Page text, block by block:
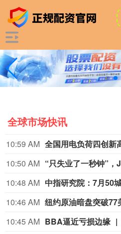
全球市场快讯
10:59 AM
10:50 AM
10:48 AM 中指研究院：7月50
10:46 AM 纽约原油暗盘突破77
10:45 AM BBA逼近亏损边缘